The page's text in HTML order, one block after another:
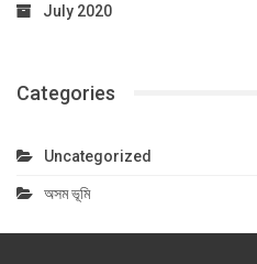
July 2020
Categories
Uncategorized
অসম ভূমি